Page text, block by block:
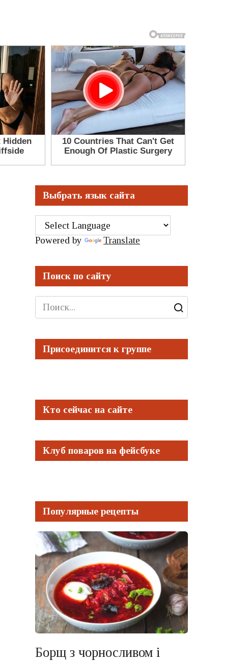
Выбрать язык сайта
Powered by Translate
Поиск по сайту
Search
for:
Присоединится к группе
Кто сейчас на сайте
Клуб поваров на фейсбуке
Популярные рецепты
Борщ з чорносливом і